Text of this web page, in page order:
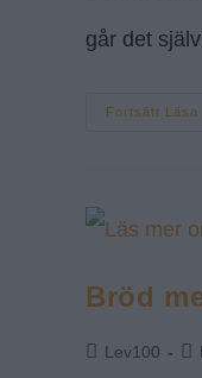
går det
Fortsätt Läsa
Bröd
Lev100